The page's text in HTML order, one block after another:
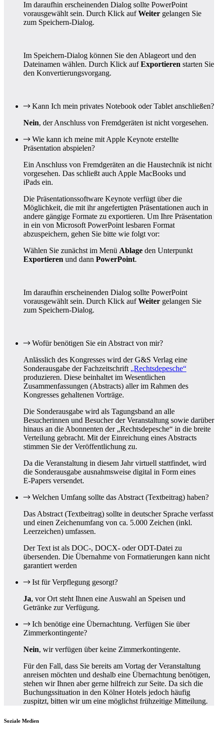
Im daraufhin erscheinenden Dialog sollte PowerPoint
vorausgewählt sein. Durch Klick aufWeiter gelangen Sie
zum Speichern-Dialog.
Im Speichern-Dialog können Sie den Ablageort und den
Dateinamen wählen. Durch Klick aufExportieren starten Sie
den Konvertierungsvorgang.
Kann Ich mein privates Notebook oder Tablet anschließen?
Nein, der Anschluss von Fremdgeräten ist nicht vorgesehen.
Wie kann ich meine mit Apple Keynote erstellte
Präsentation abspielen?
Ein Anschluss von Fremdgeräten an die Haustechnik ist nicht
vorgesehen. Das schließt auch Apple MacBooks und
iPads ein.
Die Präsentationssoftware Keynote verfügt über die
Möglichkeit, die mit ihr angefertigten Präsentationen auch in
andere gängige Formate zu exportieren. Um Ihre Präsentation
in ein von Microsoft PowerPoint lesbaren Format
abzuspeichern, gehen Sie bitte wie folgt vor:
Wählen Sie zunächst im Menü Ablage den Unterpunkt
Exportieren und dann PowerPoint.
Im daraufhin erscheinenden Dialog sollte PowerPoint
vorausgewählt sein. Durch Klick aufWeiter gelangen Sie
zum Speichern-Dialog.
Wofür benötigen Sie ein Abstract von mir?
Anlässlich des Kongresses wird der G&S Verlag eine
Sonderausgabe der Fachzeitschrift „Rechtsdepesche“
produzieren. Diese beinhaltet im Wesentlichen
Zusammenfassungen (Abstracts) aller im Rahmen des
Kongresses gehaltenen Vorträge.
Die Sonderausgabe wird als Tagungsband an alle
Besucherinnen und Besucher der Veranstaltung sowie darüber
hinaus an die Abonnenten der „Rechtsdepesche“ in die breite
Verteilung gebracht. Mit der Einreichung eines Abstracts
stimmen Sie der Veröffentlichung zu.
Da die Veranstaltung in diesem Jahr virtuell stattfindet, wird
die Sonderausgabe ausnahmsweise digital in Form eines
E‑Papers versendet.
Welchen Umfang sollte das Abstract (Textbeitrag) haben?
Das Abstract (Textbeitrag) sollte in deutscher Sprache verfasst
und einen Zeichenumfang von ca. 5.000 Zeichen (inkl.
Leerzeichen) umfassen.
Der Text ist als DOC‑, DOCX- oder ODT-Datei zu
übersenden. Die Übernahme von Formatierungen kann nicht
garantiert werden
Ist für Verpflegung gesorgt?
Ja, vor Ort steht Ihnen eine Auswahl an Speisen und
Getränke zur Verfügung.
Ich benötige eine Übernachtung. Verfügen Sie über
Zimmerkontingente?
Nein, wir verfügen über keine Zimmerkontingente.
Für den Fall, dass Sie bereits am Vortag der Veranstaltung
anreisen möchten und deshalb eine Übernachtung benötigen,
stehen wir Ihnen aber gerne hilfreich zur Seite. Da sich die
Buchungssituation in den Kölner Hotels jedoch häufig
zuspitzt, bitten wir um eine möglichst frühzeitige Mitteilung.
Soziale Medien